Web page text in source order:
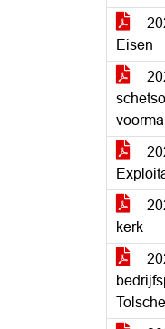
Eisen
kerk